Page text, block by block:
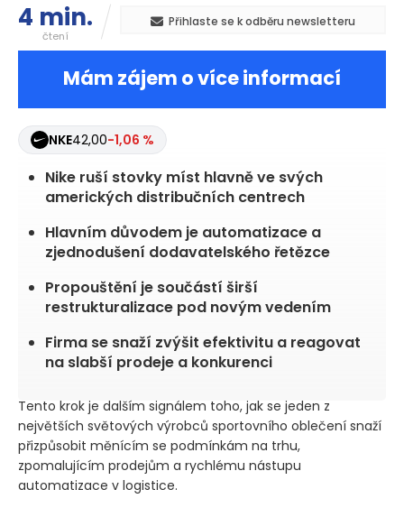
4 min.
čtení
Přihlaste se k odběru newsletteru
Mám zájem o více informací
NKE42,00-1,06 %
Nike ruší stovky míst hlavně ve svých
amerických distribučních centrech
Hlavním důvodem je automatizace a
zjednodušení dodavatelského řetězce
Propouštění je součástí širší
restrukturalizace pod novým vedením
Firma se snaží zvýšit efektivitu a reagovat
na slabší prodeje a konkurenci
Tento krok je dalším signálem toho, jak se jeden z
největších světových výrobců sportovního oblečení snaží
přizpůsobit měnícím se podmínkám na trhu,
zpomalujícím prodejům a rychlému nástupu
automatizace v logistice.